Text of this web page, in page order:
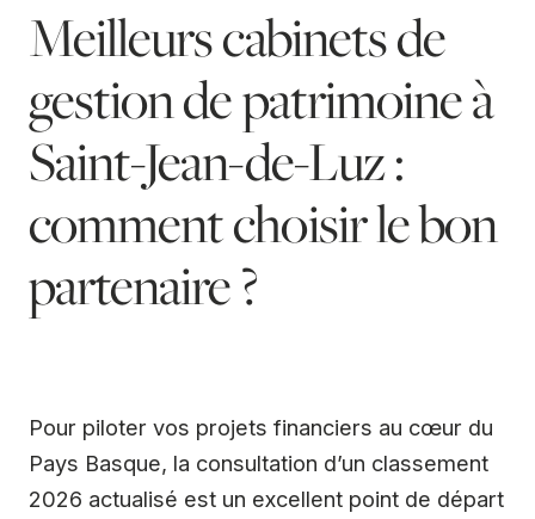
Meilleurs cabinets de
gestion de patrimoine à
Saint-Jean-de-Luz :
comment choisir le bon
partenaire ?
Pour piloter vos projets financiers au cœur du
Pays Basque, la consultation d’un classement
2026 actualisé est un excellent point de départ